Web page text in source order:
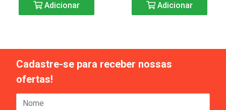
Adicionar Adicionar
Cadastre-se para receber nossas
ofertas!